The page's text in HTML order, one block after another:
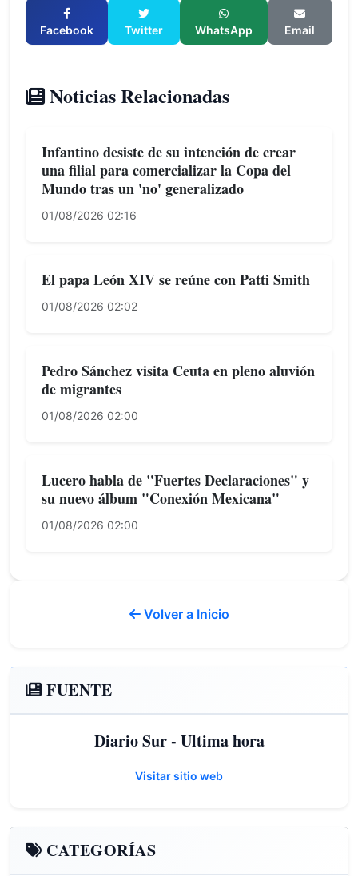
Facebook Twitter WhatsApp Email
Noticias Relacionadas
Infantino desiste de su intención de crear
una filial para comercializar la Copa del
Mundo tras un 'no' generalizado
01/08/2026 02:16
El papa León XIV se reúne con Patti Smith
01/08/2026 02:02
Pedro Sánchez visita Ceuta en pleno aluvión
de migrantes
01/08/2026 02:00
Lucero habla de "Fuertes Declaraciones" y
su nuevo álbum "Conexión Mexicana"
01/08/2026 02:00
Volver a Inicio
FUENTE
Diario Sur - Ultima hora
Visitar sitio web
CATEGORÍAS